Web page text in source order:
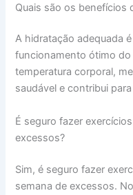
Quais são os benefícios
A hidratação adequada
funcionamento ótimo do
temperatura corporal,
saudável e contribui
É seguro fazer
excessos?
Sim, é seguro fazer
semana de excessos.